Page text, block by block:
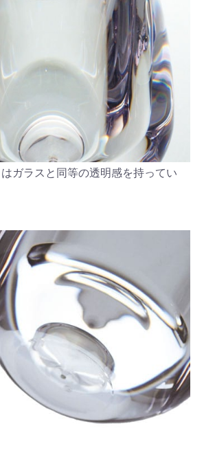
ガラスと同等の透明感を持ってい